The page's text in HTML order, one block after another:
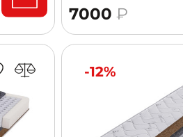
7000 ₽
-12%